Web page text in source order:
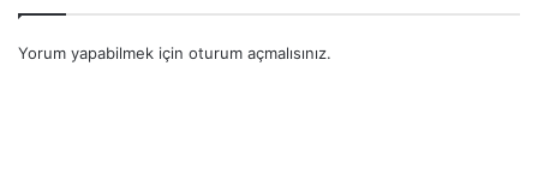
Yorum yapabilmek için oturum açmalısınız.